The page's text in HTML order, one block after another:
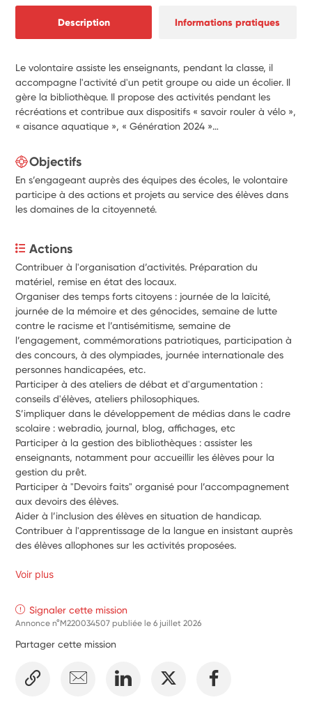
Description Informations pratiques
Le volontaire assiste les enseignants, pendant la classe, il
accompagne l'activité d'un petit groupe ou aide un écolier. Il
gère la bibliothèque. Il propose des activités pendant les
récréations et contribue aux dispositifs « savoir rouler à vélo »,
« aisance aquatique », « Génération 2024 »…
Objectifs
En s’engageant auprès des équipes des écoles, le volontaire
participe à des actions et projets au service des élèves dans
les domaines de la citoyenneté.
Actions
Contribuer à l'organisation d’activités. Préparation du
matériel, remise en état des locaux.
Organiser des temps forts citoyens : journée de la laïcité,
journée de la mémoire et des génocides, semaine de lutte
contre le racisme et l’antisémitisme, semaine de
l’engagement, commémorations patriotiques, participation à
des concours, à des olympiades, journée internationale des
personnes handicapées, etc.
Participer à des ateliers de débat et d'argumentation :
conseils d'élèves, ateliers philosophiques.
S’impliquer dans le développement de médias dans le cadre
scolaire : webradio, journal, blog, affichages, etc
Participer à la gestion des bibliothèques : assister les
enseignants, notamment pour accueillir les élèves pour la
gestion du prêt.
Participer à "Devoirs faits" organisé pour l’accompagnement
aux devoirs des élèves.
Aider à l’inclusion des élèves en situation de handicap.
Contribuer à l'apprentissage de la langue en insistant auprès
des élèves allophones sur les activités proposées.
Voir plus
Signaler cette mission
Annonce n°M220034507 publiée le6 juillet 2026
Partager cette mission